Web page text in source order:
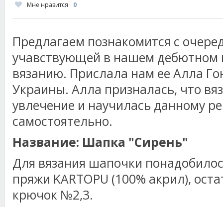
Мне нравится 0
Предлагаем познакомится с
учавствующей в нашем дебютном
вязанию. Прислала нам ее Алла
Украины. Алла призналась, что
увлечение и научилась данному
самостоятельно.
Название: Шапка "Сирень"
Для вязания шапочки
пряжи KARTOPU (100% акрил),
крючок №2,3.